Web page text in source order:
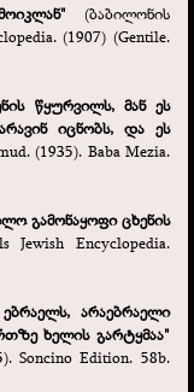
(ბაბილონის
(1907) (Gentile.
წყურვილს, მან ეს
იცნობს, და ეს
(1935). Baba Mezia.
გამონაყოფი ცხენის
Jewish Encyclopedia.
არაებრაელი
ხელის გარტყმაა"
Soncino Edition. 58b.